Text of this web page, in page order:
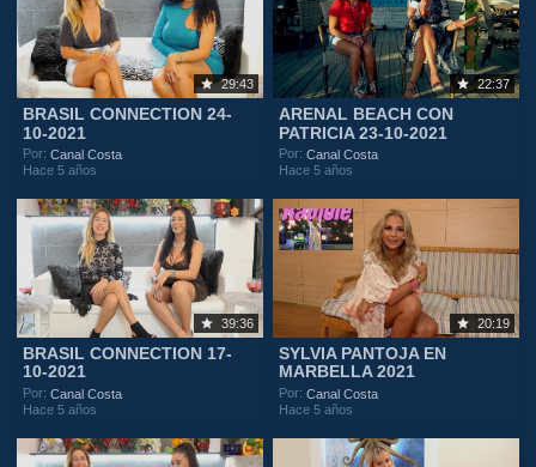
29:43
BRASIL CONNECTION 24-
10-2021
Por:Canal Costa
Hace 5 años
22:37
ARENAL BEACH CON
PATRICIA 23-10-2021
Por:Canal Costa
Hace 5 años
39:36
BRASIL CONNECTION 17-
10-2021
Por:Canal Costa
Hace 5 años
20:19
SYLVIA PANTOJA EN
MARBELLA 2021
Por:Canal Costa
Hace 5 años